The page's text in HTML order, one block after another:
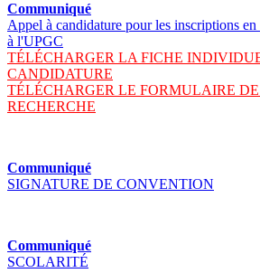
Communiqué
Appel à candidature pour les inscriptions en
à l'UPGC
TÉLÉCHARGER LA FICHE
CANDIDATURE
TÉLÉCHARGER LE FORMULAIRE DE
RECHERCHE
Communiqué
SIGNATURE DE CONVENTION
Communiqué
SCOLARITÉ